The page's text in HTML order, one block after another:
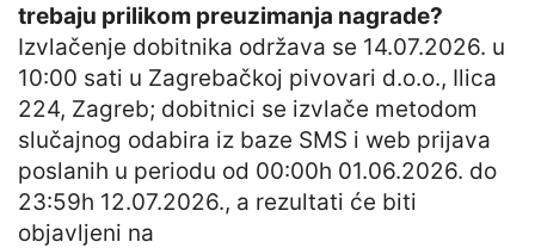
trebaju prilikom preuzimanja nagrade?
Izvlačenje dobitnika održava se 14.07.2026. u
10:00 sati u Zagrebačkoj pivovari d.o.o., Ilica
224, Zagreb; dobitnici se izvlače metodom
slučajnog odabira iz baze SMS i web prijava
poslanih u periodu od 00:00h 01.06.2026. do
23:59h 12.07.2026., a rezultati će biti
objavljeni na